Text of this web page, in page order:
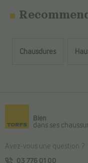
Chausdures
Bien
dans ses
Avez-vous une question ?
03 776 01 00